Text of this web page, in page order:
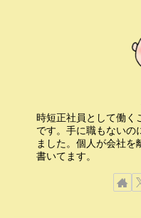
時短正社員として働く
です。手に職もないの
ました。個人が会社を
書いてます。